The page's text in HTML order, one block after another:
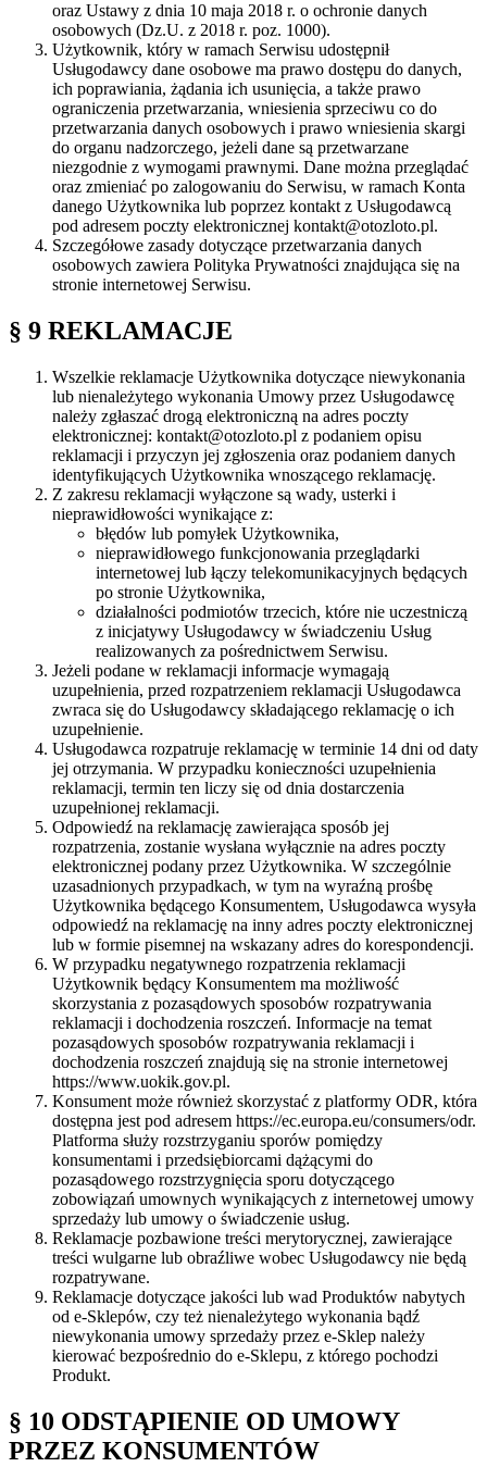
oraz Ustawy z dnia 10 maja 2018 r. o ochronie danych
osobowych (Dz.U. z 2018 r. poz. 1000).
Użytkownik, który w ramach Serwisu udostępnił
Usługodawcy dane osobowe ma prawo dostępu do danych,
ich poprawiania, żądania ich usunięcia, a także prawo
ograniczenia przetwarzania, wniesienia sprzeciwu co do
przetwarzania danych osobowych i prawo wniesienia skargi
do organu nadzorczego, jeżeli dane są przetwarzane
niezgodnie z wymogami prawnymi. Dane można przeglądać
oraz zmieniać po zalogowaniu do Serwisu, w ramach Konta
danego Użytkownika lub poprzez kontakt z Usługodawcą
pod adresem poczty elektronicznej kontakt@otozloto.pl.
Szczegółowe zasady dotyczące przetwarzania danych
osobowych zawiera Polityka Prywatności znajdująca się na
stronie internetowej Serwisu.
§ 9 REKLAMACJE
Wszelkie reklamacje Użytkownika dotyczące niewykonania
lub nienależytego wykonania Umowy przez Usługodawcę
należy zgłaszać drogą elektroniczną na adres poczty
elektronicznej: kontakt@otozloto.pl z podaniem opisu
reklamacji i przyczyn jej zgłoszenia oraz podaniem danych
identyfikujących Użytkownika wnoszącego reklamację.
Z zakresu reklamacji wyłączone są wady, usterki i
nieprawidłowości wynikające z:
błędów lub pomyłek Użytkownika,
nieprawidłowego funkcjonowania przeglądarki
internetowej lub łączy telekomunikacyjnych będących
po stronie Użytkownika,
działalności podmiotów trzecich, które nie uczestniczą
z inicjatywy Usługodawcy w świadczeniu Usług
realizowanych za pośrednictwem Serwisu.
Jeżeli podane w reklamacji informacje wymagają
uzupełnienia, przed rozpatrzeniem reklamacji Usługodawca
zwraca się do Usługodawcy składającego reklamację o ich
uzupełnienie.
Usługodawca rozpatruje reklamację w terminie 14 dni od daty
jej otrzymania. W przypadku konieczności uzupełnienia
reklamacji, termin ten liczy się od dnia dostarczenia
uzupełnionej reklamacji.
Odpowiedź na reklamację zawierająca sposób jej
rozpatrzenia, zostanie wysłana wyłącznie na adres poczty
elektronicznej podany przez Użytkownika. W szczególnie
uzasadnionych przypadkach, w tym na wyraźną prośbę
Użytkownika będącego Konsumentem, Usługodawca wysyła
odpowiedź na reklamację na inny adres poczty elektronicznej
lub w formie pisemnej na wskazany adres do korespondencji.
W przypadku negatywnego rozpatrzenia reklamacji
Użytkownik będący Konsumentem ma możliwość
skorzystania z pozasądowych sposobów rozpatrywania
reklamacji i dochodzenia roszczeń. Informacje na temat
pozasądowych sposobów rozpatrywania reklamacji i
dochodzenia roszczeń znajdują się na stronie internetowej
https://www.uokik.gov.pl.
Konsument może również skorzystać z platformy ODR, która
dostępna jest pod adresem https://ec.europa.eu/consumers/odr.
Platforma służy rozstrzyganiu sporów pomiędzy
konsumentami i przedsiębiorcami dążącymi do
pozasądowego rozstrzygnięcia sporu dotyczącego
zobowiązań umownych wynikających z internetowej umowy
sprzedaży lub umowy o świadczenie usług.
Reklamacje pozbawione treści merytorycznej, zawierające
treści wulgarne lub obraźliwe wobec Usługodawcy nie będą
rozpatrywane.
Reklamacje dotyczące jakości lub wad Produktów nabytych
od e-Sklepów, czy też nienależytego wykonania bądź
niewykonania umowy sprzedaży przez e-Sklep należy
kierować bezpośrednio do e-Sklepu, z którego pochodzi
Produkt.
§ 10 ODSTĄPIENIE OD UMOWY
PRZEZ KONSUMENTÓW